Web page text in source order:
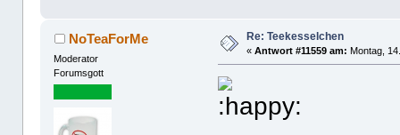
NoTeaForMe
Moderator
Forumsgott
Re: Teekesselchen
«Antwort #11559 am: Montag,